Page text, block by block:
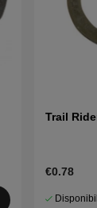
Trail
€0.78